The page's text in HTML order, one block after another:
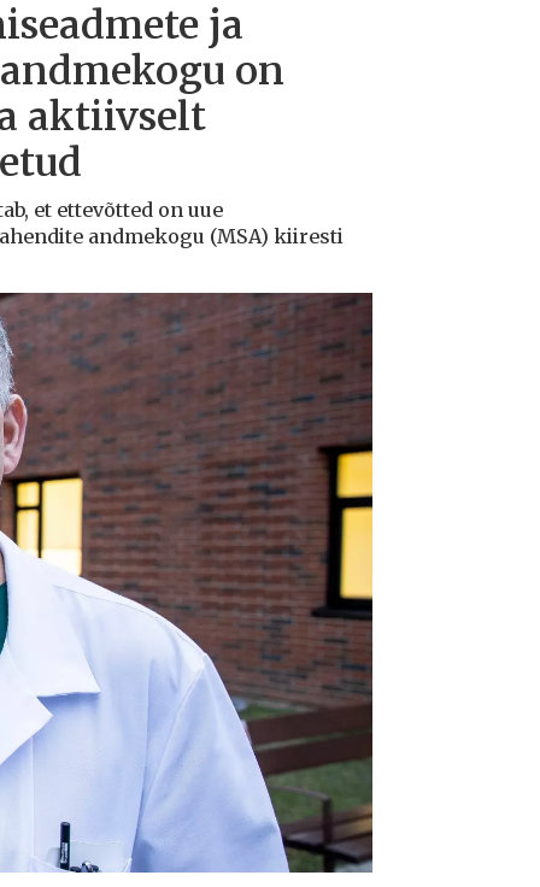
ja
on
aktiivselt
et ettevõtted on uue
andmekogu (MSA) kiiresti